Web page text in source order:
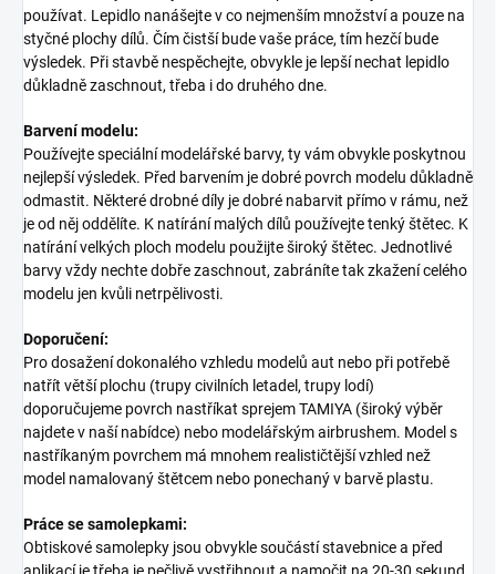
používat. Lepidlo nanášejte v co nejmenším množství a pouze na
styčné plochy dílů. Čím čistší bude vaše práce, tím hezčí bude
výsledek. Při stavbě nespěchejte, obvykle je lepší nechat lepidlo
důkladně zaschnout, třeba i do druhého dne.
Barvení modelu:
Používejte speciální modelářské barvy, ty vám obvykle poskytnou
nejlepší výsledek. Před barvením je dobré povrch modelu důkladně
odmastit. Některé drobné díly je dobré nabarvit přímo v rámu, než
je od něj oddělíte. K natírání malých dílů používejte tenký štětec. K
natírání velkých ploch modelu použijte široký štětec. Jednotlivé
barvy vždy nechte dobře zaschnout, zabráníte tak zkažení celého
modelu jen kvůli netrpělivosti.
Doporučení:
Pro dosažení dokonalého vzhledu modelů aut nebo při potřebě
natřít větší plochu (trupy civilních letadel, trupy lodí)
doporučujeme povrch nastříkat sprejem TAMIYA (široký výběr
najdete v naší nabídce) nebo modelářským airbrushem. Model s
nastříkaným povrchem má mnohem realističtější vzhled než
model namalovaný štětcem nebo ponechaný v barvě plastu.
Práce se samolepkami:
Obtiskové samolepky jsou obvykle součástí stavebnice a před